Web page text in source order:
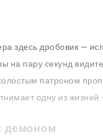
здесь дробовик —
на пару секунд
патроном
одну из
демоном